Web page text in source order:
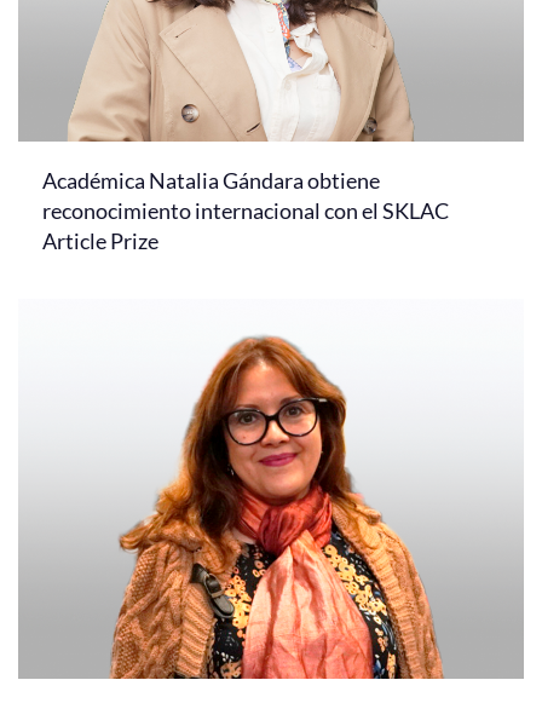
Académica Natalia Gándara obtiene
reconocimiento internacional con el SKLAC
Article Prize